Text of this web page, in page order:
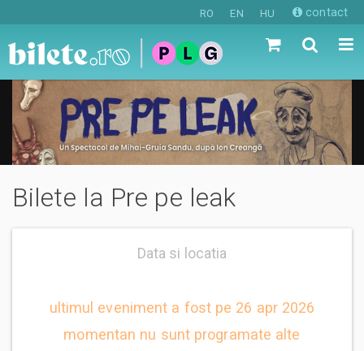
RO EN HU contact
Bilete la Pre pe leak
Data si locatia
ultimul eveniment a fost pe 26 apr 2026
momentan nu sunt programate alte